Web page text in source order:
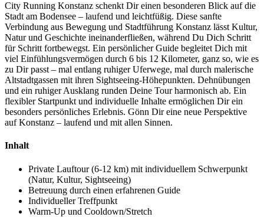
City Running Konstanz schenkt Dir einen besonderen Blick auf die
Stadt am Bodensee – laufend und leichtfüßig. Diese sanfte
Verbindung aus Bewegung und Stadtführung Konstanz lässt Kultur,
Natur und Geschichte ineinanderfließen, während Du Dich Schritt
für Schritt fortbewegst. Ein persönlicher Guide begleitet Dich mit
viel Einfühlungsvermögen durch 6 bis 12 Kilometer, ganz so, wie es
zu Dir passt – mal entlang ruhiger Uferwege, mal durch malerische
Altstadtgassen mit ihren Sightseeing-Höhepunkten. Dehnübungen
und ein ruhiger Ausklang runden Deine Tour harmonisch ab. Ein
flexibler Startpunkt und individuelle Inhalte ermöglichen Dir ein
besonders persönliches Erlebnis. Gönn Dir eine neue Perspektive
auf Konstanz – laufend und mit allen Sinnen.
Inhalt
Private Lauftour (6-12 km) mit individuellem Schwerpunkt
(Natur, Kultur, Sightseeing)
Betreuung durch einen erfahrenen Guide
Individueller Treffpunkt
Warm-Up und Cooldown/Stretch